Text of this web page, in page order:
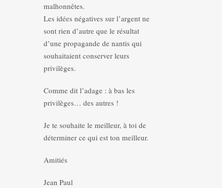
malhonnêtes.
Les idées négatives sur l’argent ne
sont rien d’autre que le résultat
d’une propagande de nantis qui
souhaitaient conserver leurs
privilèges.
Comme dit l’adage : à bas les
privilèges… des autres !
Je te souhaite le meilleur, à toi de
déterminer ce qui est ton meilleur.
Amitiés
Jean Paul